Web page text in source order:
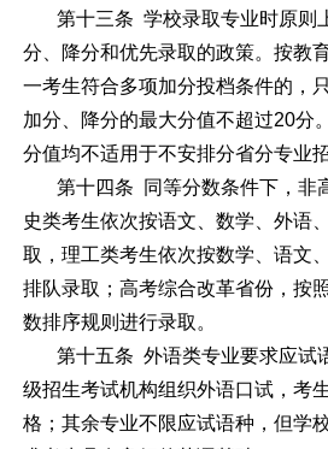
第十三条 学校录取专业时原则
分、降分和优先录取的政策。按教
一考生符合多项加分投档条件的，
加分、降分的最大分值不超过20分
分值均不适用于不安排分省分专业
第十四条 同等分数条件下，非
史类考生依次按语文、数学、外语
取，理工类考生依次按数学、语文
排队录取；高考综合改革省份，按
数排序规则进行录取。
第十五条 外语类专业要求应试
级招生考试机构组织外语口试，考
格；其余专业不限应试语种，但学